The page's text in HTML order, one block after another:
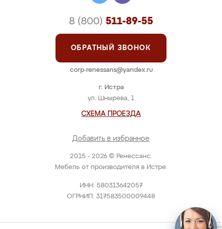
2015 - 2026 © Ренессанс.
Мебель от производителя в Истре.
ИНН: 580313642057
ОГРНИП: 317583500009448
г. Истра
ул. Шнырева, 1
СХЕМА ПРОЕЗДА
Добавить в избранное
8 (800) 511-89-55
ОБРАТНЫЙ ЗВОНОК
corp-renessans@yandex.ru